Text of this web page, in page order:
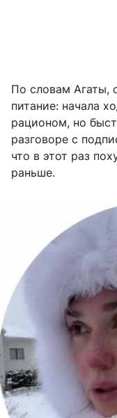
По словам Агаты,
питание: начала
рационом, но
разговоре с
что в этот раз
раньше.